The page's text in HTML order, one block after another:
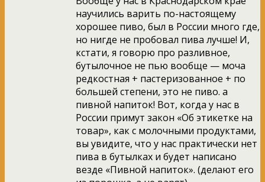
научились варить по-настоящему
хорошее пиво, был в России много где,
но нигде не пробовал пива лучше! И,
кстати, я говорю про разливное,
бутылочное не пью вообще — моча
редкостная + пастеризованное + по
большей степени, это не пиво. а
пивной напиток! Вот, когда у нас в
России примут закон «Об этикетке на
товар», как с молочными продуктами,
вы увидите, что у нас практически нет
пива в бутылках и будет написано
везде «Пивной напиток». (делают его